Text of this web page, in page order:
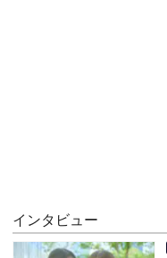
インタビュー